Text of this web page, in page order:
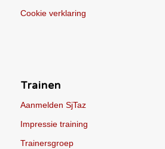
Cookie verklaring
Trainen
Aanmelden SjTaz
Impressie training
Trainersgroep